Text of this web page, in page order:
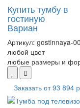
Купить тумбу в
гостиную
Вариан
Артикул: gostinnaya-
любой цвет
любые размеры и
Заказать от93 894